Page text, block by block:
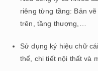
riêng từng tầng: Bản
trên, tầng thượng,…
Sử dụng ký hiệu chữ
thể, chi tiết nội thất và